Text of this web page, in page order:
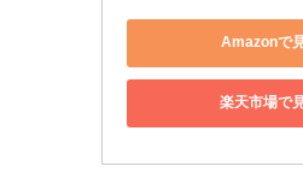
Amazonで
楽天市場で